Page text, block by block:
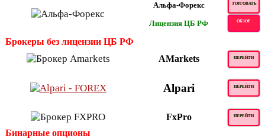
Альфа-Форекс ТОРГОВАТЬ
Лицензия ЦБ РФ ОБЗОР
Брокеры без лицензии ЦБ РФ
AMarkets
ПЕРЕЙТИ
Alpari ПЕРЕЙТИ
FxPro ПЕРЕЙТИ
Бинарные опционы